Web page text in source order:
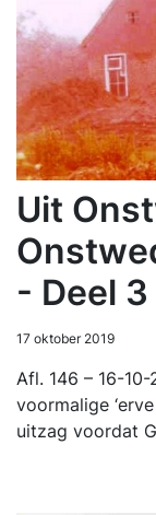
Uit
- Deel 3
17 oktober 2019
Afl. 146 – 16-
voormalige
uitzag voordat